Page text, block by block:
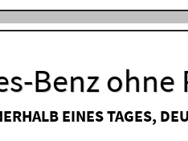
Benz
EINES TAGES,